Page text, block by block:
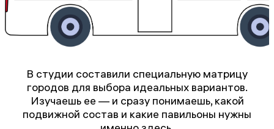
В студии составили специальную матрицу
городов для выбора идеальных вариантов.
Изучаешь ее — и сразу понимаешь, какой
подвижной состав и какие павильоны нужны